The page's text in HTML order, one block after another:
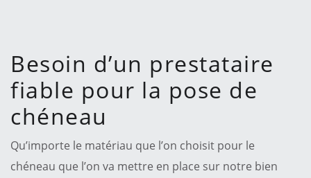
Besoin d’un prestataire
fiable pour la pose de
chéneau
Qu’importe le matériau que l’on choisit pour le
chéneau que l’on va mettre en place sur notre bien